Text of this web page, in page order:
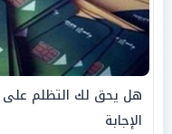
هل يحق لك التظلم على
الإجابة